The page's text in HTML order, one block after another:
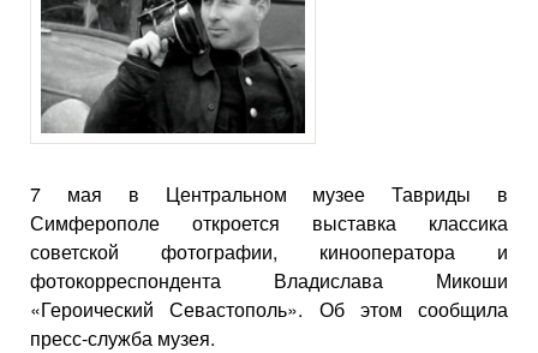
7 мая в Центральном музее Тавриды в
Симферополе откроется выставка классика
советской фотографии, кинооператора и
фотокорреспондента Владислава Микоши
«Героический Севастополь». Об этом сообщила
пресс-служба музея.